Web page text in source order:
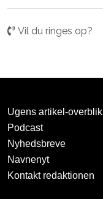
Vil du ringes op?
Ugens artikel-overblik
Podcast
Nyhedsbreve
Navnenyt
Kontakt redaktionen